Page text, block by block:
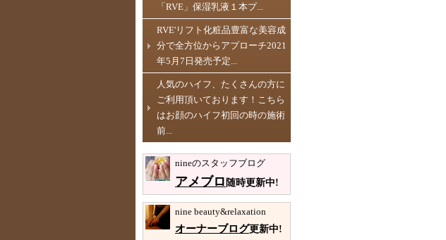
「RVE」保湿乳液１本プ...
RVE'リフト化粧品豊富な美容成
分で全方位からアプローチ2021
年5月7日発売予定...
人気のハイフ、たくさんの方に
ご利用頂いております！こちら
はお顔のハイフ初回の時の施術
前...
nineのスタッフブログ
アメブロ 随時更新中!
nine beauty&relaxation
オーナーブログ更新中!